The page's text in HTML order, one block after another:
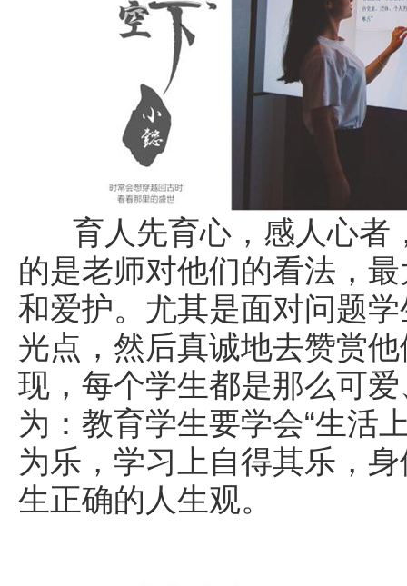
育人先育心，感人心者
的是老师对他们的看法，
和爱护。尤其是面对问题
光点，然后真诚地去赞赏
现，每个学生都是那么可
为：教育学生要学会“生活
为乐，学习上自得其乐，
生正确的人生观。